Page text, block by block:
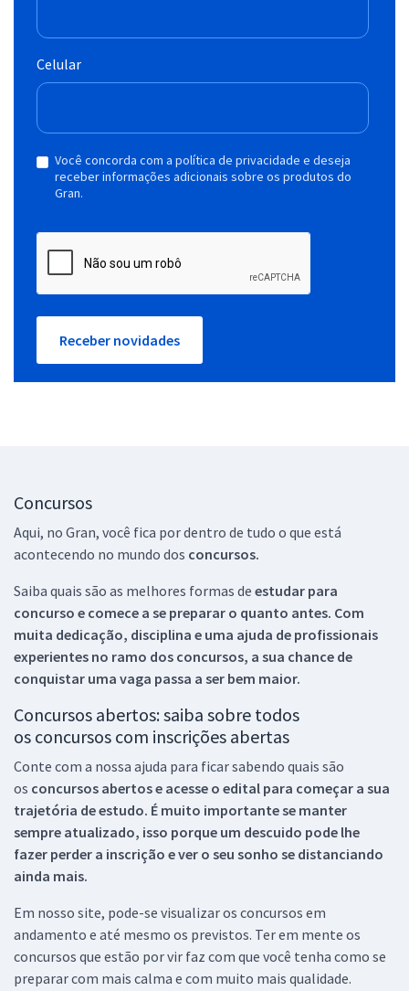
Celular
Você concorda com a política de privacidade e deseja
receber informações adicionais sobre os produtos do
Gran.
Receber novidades
Concursos
Aqui, no Gran, você fica por dentro de tudo o que está
acontecendo no mundo dos concursos.
Saiba quais são as melhores formas de estudar para
concurso e comece a se preparar o quanto antes. Com
muita dedicação, disciplina e uma ajuda de profissionais
experientes no ramo dos concursos, a sua chance de
conquistar uma vaga passa a ser bem maior.
Concursos abertos: saiba sobre todos
os concursos com inscrições abertas
Conte com a nossa ajuda para ficar sabendo quais são
os concursos abertos e acesse o edital para começar a sua
trajetória de estudo. É muito importante se manter
sempre atualizado, isso porque um descuido pode lhe
fazer perder a inscrição e ver o seu sonho se distanciando
ainda mais.
Em nosso site, pode-se visualizar os concursos em
andamento e até mesmo os previstos. Ter em mente os
concursos que estão por vir faz com que você tenha como se
preparar com mais calma e com muito mais qualidade.